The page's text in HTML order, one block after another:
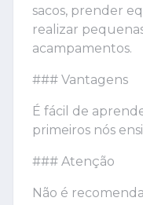
sacos, prender
realizar
acampamentos.
### Vantagens
É fácil de
primeiros nós
### Atenção
Não é